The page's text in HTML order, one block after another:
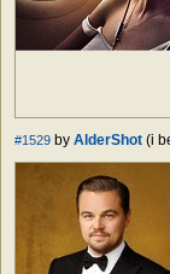
#1529 by AlderShot (i